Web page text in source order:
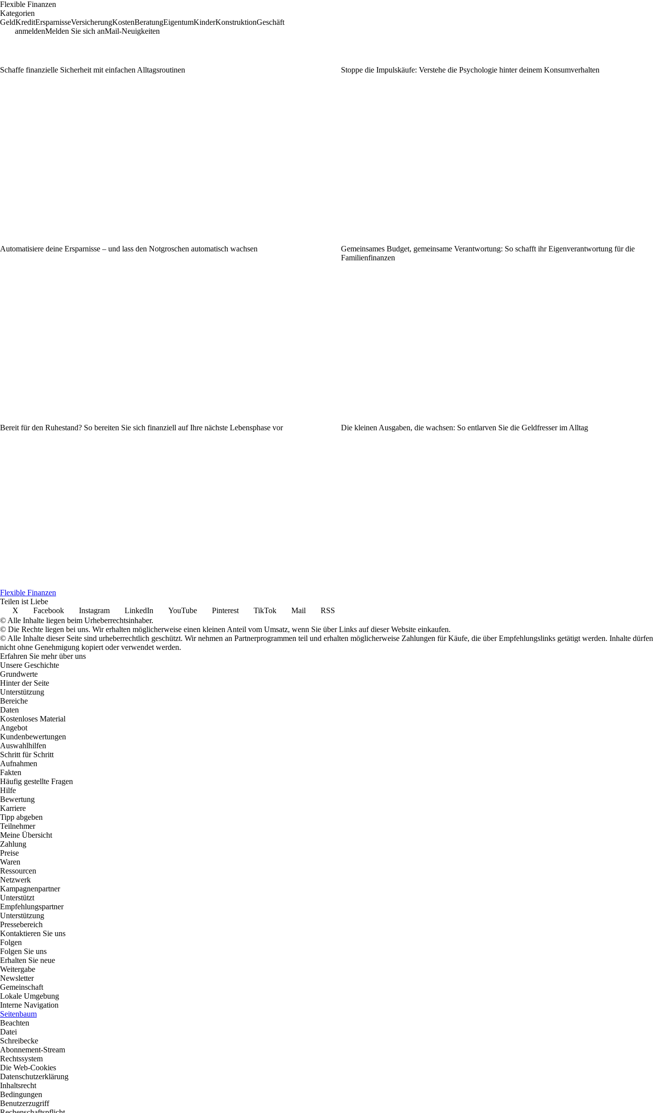
Flexible Finanzen
Kategorien
GeldKreditErsparnisseVersicherungKostenBeratungEigentumKinderKonstruktionGeschäft
anmeldenMelden Sie sich anMail-Neuigkeiten
Schaffe finanzielle Sicherheit mit einfachen Alltagsroutinen Stoppe die Impulskäufe: Verstehe die Psychologie hinter deinem Konsumverhalten
Automatisiere deine Ersparnisse – und lass den Notgroschen automatisch wachsen
Gemeinsames Budget, gemeinsame Verantwortung: So schafft ihr Eigenverantwortung für die
Familienfinanzen
Bereit für den Ruhestand? So bereiten Sie sich finanziell auf Ihre nächste Lebensphase vor Die kleinen Ausgaben, die wachsen: So entlarven Sie die Geldfresser im Alltag
Flexible Finanzen
Teilen ist Liebe
X
Facebook Instagram LinkedIn YouTube Pinterest TikTok Mail
RSS
© Alle Inhalte liegen beim Urheberrechtsinhaber.
© Die Rechte liegen bei uns. Wir erhalten möglicherweise einen kleinen Anteil vom Umsatz, wenn Sie über Links auf dieser Website einkaufen.
© Alle Inhalte dieser Seite sind urheberrechtlich geschützt. Wir nehmen an Partnerprogrammen teil und erhalten möglicherweise Zahlungen für Käufe, die über Empfehlungslinks getätigt werden. Inhalte dürfen
nicht ohne Genehmigung kopiert oder verwendet werden.
Erfahren Sie mehr über uns
Unsere Geschichte
Grundwerte
Hinter der Seite
Unterstützung
Bereiche
Daten
Kostenloses Material
Angebot
Kundenbewertungen
Auswahlhilfen
Schritt für Schritt
Aufnahmen
Fakten
Häufig gestellte Fragen
Hilfe
Bewertung
Karriere
Tipp abgeben
Teilnehmer
Meine Übersicht
Zahlung
Preise
Waren
Ressourcen
Netzwerk
Kampagnenpartner
Unterstützt
Empfehlungspartner
Unterstützung
Pressebereich
Kontaktieren Sie uns
Folgen
Folgen Sie uns
Erhalten Sie neue
Weitergabe
Newsletter
Gemeinschaft
Lokale Umgebung
Interne Navigation
Seitenbaum
Beachten
Datei
Schreibecke
Abonnement-Stream
Rechtssystem
Die Web-Cookies
Datenschutzerklärung
Inhaltsrecht
Bedingungen
Benutzerzugriff